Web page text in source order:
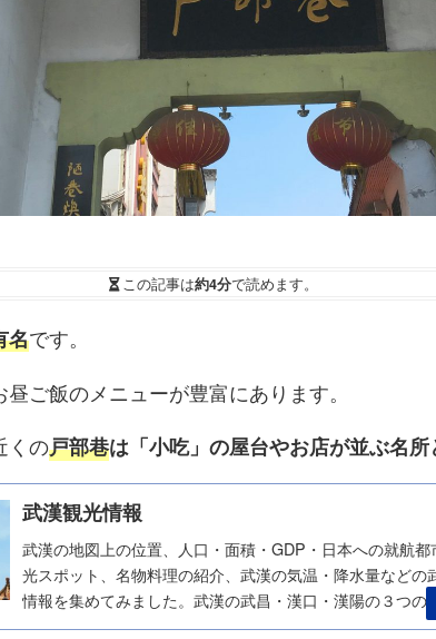
この記事は約4分で読めます。
名です。
ご飯のメニューが豊富にあります。
くの戸部巷は「小吃」の屋台やお店が並ぶ名所
武漢観光情報
武漢の地図上の位置、人口・面積・GDP・日本への就航
光スポット、名物料理の紹介、武漢の気温・降水量などの
情報を集めてみました。武漢の武昌・漢口・漢陽の３つの
す。